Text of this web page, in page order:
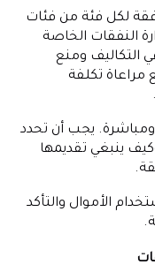
لكل فئة من فئات
النفقات الخاصة
التكاليف ومنع
مراعاة تكلفة
يجب أن تحدد
ينبغي تقديمها
الأموال والتأكد